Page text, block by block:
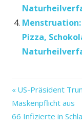
Pizza,
&
das
Vorheriger
Beitrag:
US-Präsident
Maskenpflicht aus
Nächster
66 Infizierte in